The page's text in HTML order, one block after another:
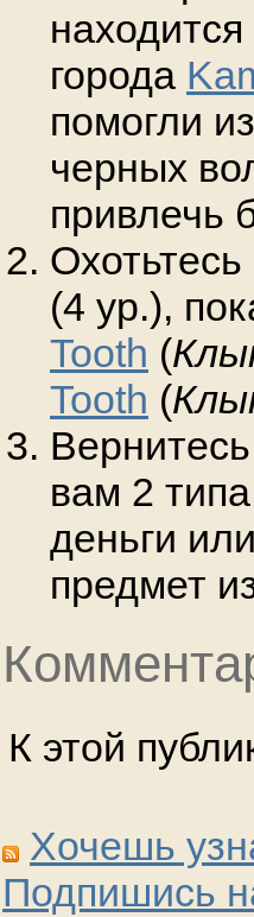
города
помогли
черных
привлечь
Охотьтесь
(4 ур.),
Tooth (
Tooth (
вам 2
деньги
предмет
К этой
Хочешь
Подпишись